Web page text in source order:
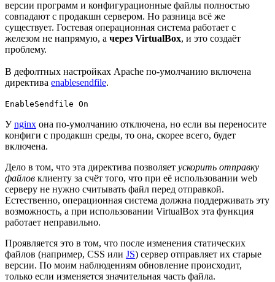
версии программ и конфигурационные файлы полностью
совпадают с продакшн сервером. Но разница всё же
существует. Гостевая операционная система работает с
железом не напрямую, а через VirtualBox, и это создаёт
проблему.
В дефолтных настройках Apache по-умолчанию включена
директива enablesendfile.
EnableSendfile On
Уnginx она по-умолчанию отключена, но если вы переносите
конфиги с продакшн среды, то она, скорее всего, будет
включена.
Дело в том, что эта директива позволяет ускорить отправку
файлов клиенту за счёт того, что при её использовании web
серверу не нужно считывать файл перед отправкой.
Естественно, операционная система должна поддерживать эту
возможность, а при использовании VirtualBox эта функция
работает неправильно.
Проявляется это в том, что после изменения статических
файлов (например, CSS или JS) сервер отправляет их старые
версии. По моим наблюдениям обновление происходит,
только если изменяется значительная часть файла.